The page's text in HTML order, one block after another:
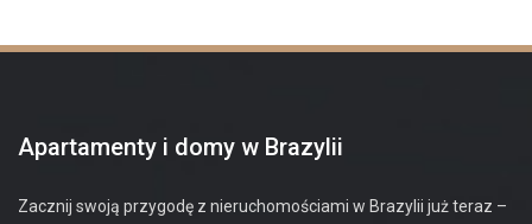
Apartamenty i domy w Brazylii
Zacznij swoją przygodę z nieruchomościami w Brazylii już teraz –